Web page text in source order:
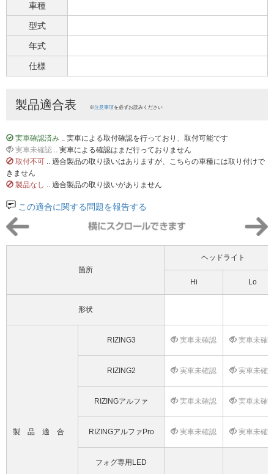
車種
型式
年式
仕様
製品適合表 ※注意事項を必ずお読みください
実車確認済み .. 実車による取付確認を行っており、取付可能です
実車未確認 .. 実車による確認はまだ行っておりません
取付不可 .. 適合製品の取り扱いはありますが、こちらの車種には取り付けで
きません
製品なし .. 適合製品の取り扱いがありません
この適合に関する問題を報告する
箇所
ヘッドライト
Hi Lo
形状
製品適合
RIZING3 実車未確認 実車未確
RIZING2 実車未確認 実車未確
RIZINGアルファ 実車未確認 実車未確
RIZINGアルファPro 実車未確認 実車未確
フォグ専用LED